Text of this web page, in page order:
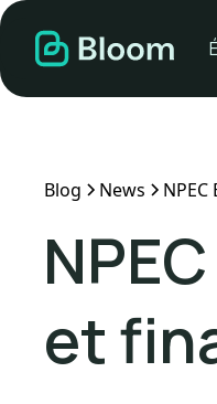
Blog News
et